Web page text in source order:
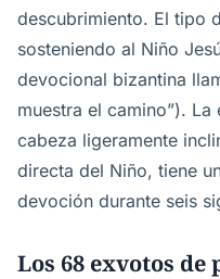
descubrimiento. El tipo
sosteniendo al Niño
devocional bizantina
muestra el camino”).
cabeza ligeramente
directa del Niño, tiene
devoción durante seis
Los 68 exvotos de